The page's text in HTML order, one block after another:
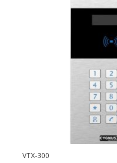
VTX-300